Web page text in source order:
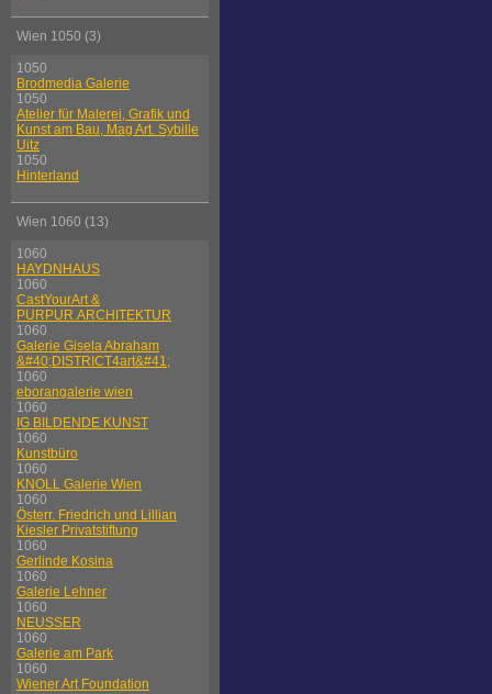
Wien 1050 (3)
1050
Brodmedia Galerie
1050
Atelier für Malerei, Grafik und
Kunst am Bau, Mag Art. Sybille
Uitz
1050
Hinterland
Wien 1060 (13)
1060
HAYDNHAUS
1060
CastYourArt &
PURPUR.ARCHITEKTUR
1060
Galerie Gisela Abraham
&#40;DISTRICT4art&#41;
1060
eborangalerie wien
1060
IG BILDENDE KUNST
1060
Kunstbüro
1060
KNOLL Galerie Wien
1060
Österr. Friedrich und Lillian
Kiesler Privatstiftung
1060
Gerlinde Kosina
1060
Galerie Lehner
1060
NEUSSER
1060
Galerie am Park
1060
Wiener Art Foundation